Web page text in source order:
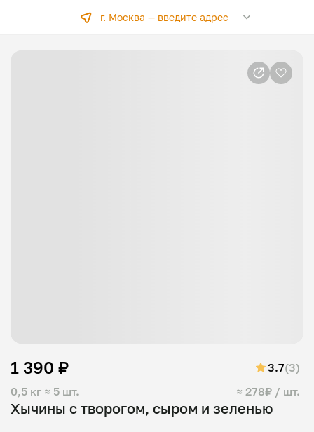
г. Москва —введите адрес
Хычины с творогом, сыром и зеленью
0,5 кг ≈ 5 шт. ≈ 278₽ / шт.
1 390 ₽ 3.7(3)